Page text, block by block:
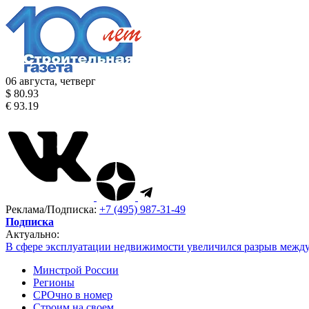
06 августа, четверг
$ 80.93
€ 93.19
Реклама/Подписка: +7 (495) 987-31-49
Подписка
Актуально:
В сфере эксплуатации недвижимости увеличился разрыв
Минстрой России
Регионы
СРОчно в номер